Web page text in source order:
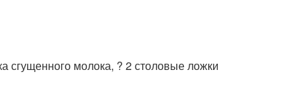
сгущенного молока, ? 2 столовые ложки